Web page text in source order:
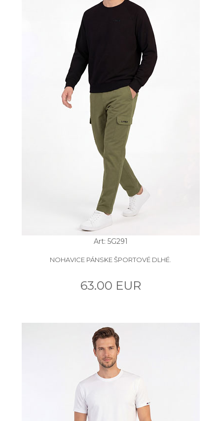
Art: 5G291
NOHAVICE PÁNSKE ŠPORTOVÉ DLHÉ.
63.00 EUR